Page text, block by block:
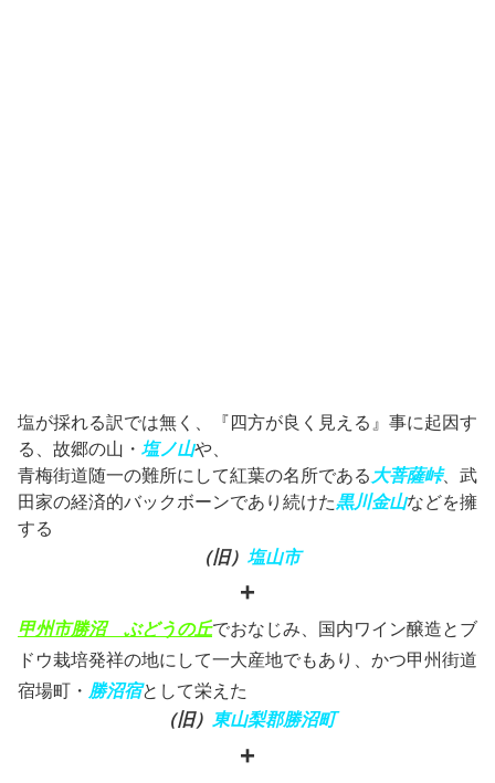
塩が採れる訳では無く、『四方が良く見える』事に起因す
る、故郷の山・ 塩ノ山や、
青梅街道随一の難所にして紅葉の名所である 大菩薩峠、武
田家の経済的バックボーンであり続けた黒川金山などを擁
する
（旧） 塩山市
+
甲州市勝沼 ぶどうの丘でおなじみ、国内ワイン醸造とブ
ドウ栽培発祥の地にして一大産地でもあり、かつ甲州街道
宿場町・ 勝沼宿として栄えた
（旧） 東山梨郡勝沼町
+